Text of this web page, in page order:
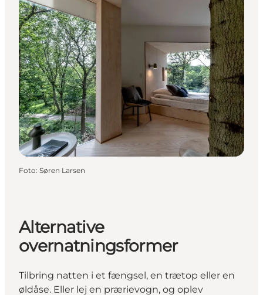
Foto: Søren Larsen
Alternative
overnatningsformer
Tilbring natten i et fængsel, en trætop eller en
øldåse. Eller lej en prærievogn, og oplev